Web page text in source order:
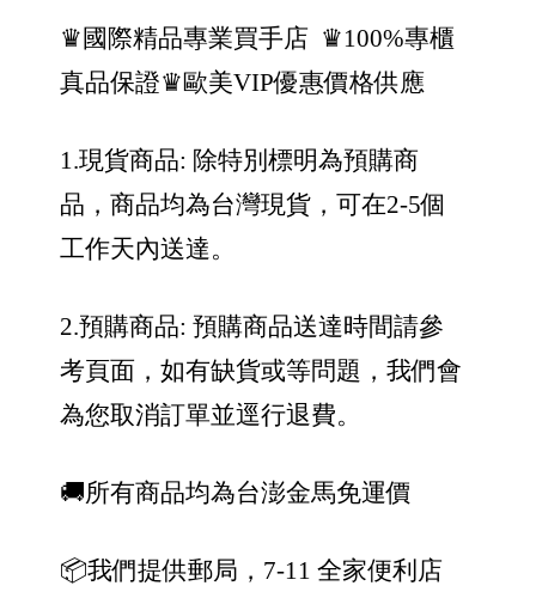
♛國際精品專業買手店 ♛100%專櫃
真品保證♛歐美VIP優惠價格供應
1.現貨商品: 除特別標明為預購商
品，商品均為台灣現貨，可在2-5個
工作天內送達。
2.預購商品: 預購商品送達時間請參
考頁面，如有缺貨或等問題，我們會
為您取消訂單並逕行退費。
🚚所有商品均為台澎金馬免運價
📦我們提供郵局，7-11 全家便利店